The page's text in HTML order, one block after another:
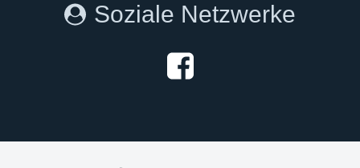
Soziale Netzwerke